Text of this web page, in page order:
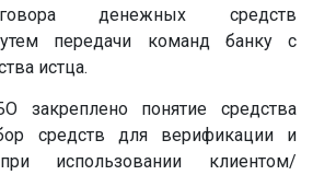
денежных средств
передачи команд банку с
истца.
закреплено понятие средства
средств для верификации и
использовании клиентом/